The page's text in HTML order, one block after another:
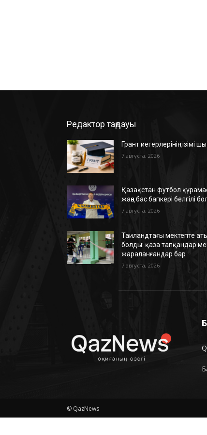
Редактор таңдауы
Грант иегерлерінің тізімі
7 августа, 2026
Қазақстан футбол
жаңа бас бапкері белгілі
7 августа, 2026
Таиландтағы мектепте
болды: қаза тапқандар
жараланғандар бар
7 августа, 2026
© QazNews